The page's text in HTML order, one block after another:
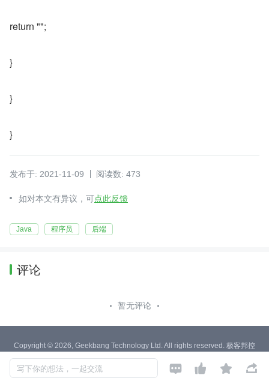
return "";
}
}
}
发布于: 2021-11-09 阅读数: 473
如对本文有异议，可点此反馈
Java 程序员 后端
评论
暂无评论
写下你的想法，一起交流    
Copyright © 2026, Geekbang Technology Ltd. All rights reserved. 极客邦控
股（北京）有限公司
京 ICP 备 16027448 号 - 5
产品资质